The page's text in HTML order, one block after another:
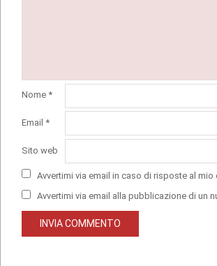
Nome *
Email *
Sito web
Avvertimi via email in caso di risposte al mio
Avvertimi via email alla pubblicazione di un